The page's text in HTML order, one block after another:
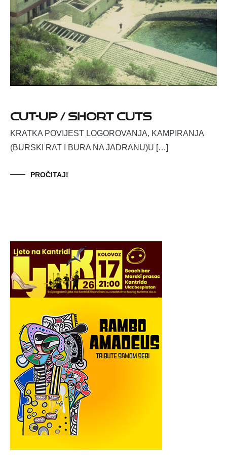
CUT-UP / SHORT CUTS
KRATKA POVIJEST LOGOROVANJA, KAMPIRANJA
(BURSKI RAT I BURA NA JADRANU)U […]
PROČITAJ!